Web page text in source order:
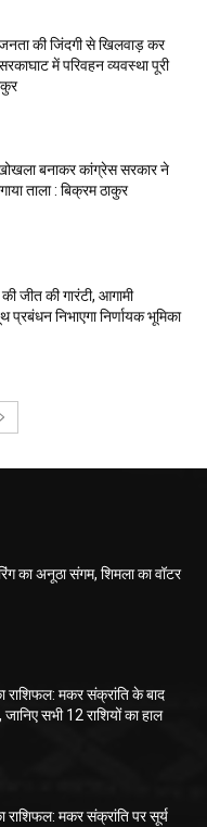
का अनूठा संगम, शिमला का वॉटर
मकर संक्रांति के बाद
सभी 12 राशियों का हाल
मकर संक्रांति पर सूर्य